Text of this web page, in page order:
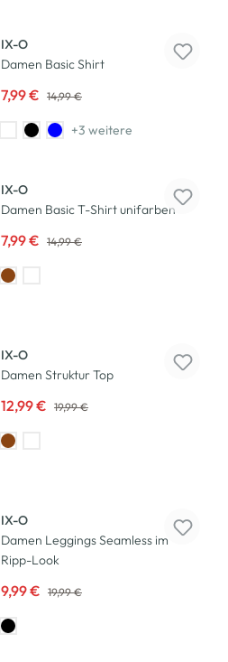
IX-O
Damen Basic Shirt
7,99 € 14,99 €
+3 weitere
IX-O
Damen Basic T-Shirt unifarben
7,99 € 14,99 €
IX-O
Damen Struktur Top
12,99 € 19,99 €
IX-O
Damen Leggings Seamless im
Ripp-Look
9,99 € 19,99 €